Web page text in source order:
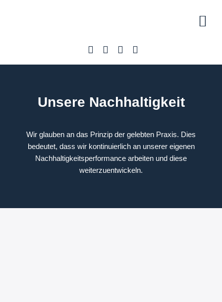
Unsere Nachhaltigkeit
Wir glauben an das Prinzip der gelebten Praxis. Dies
bedeutet, dass wir kontinuierlich an unserer eigenen
Nachhaltigkeitsperformance arbeiten und diese
weiterzuentwickeln.